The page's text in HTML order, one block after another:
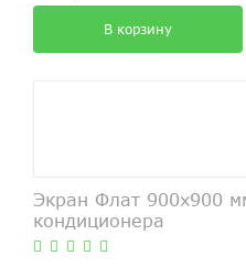
В корзину
Экран Флат 900х900
кондиционера